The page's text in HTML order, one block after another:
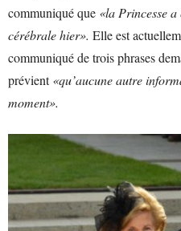
communiqué que «la Princesse a
cérébrale hier». Elle est
communiqué de trois phrases
prévient«qu’aucune autre
moment».